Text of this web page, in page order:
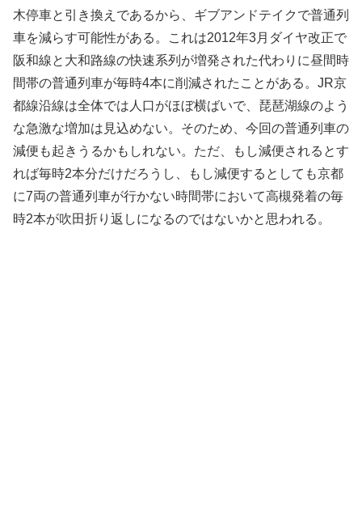
木停車と引き換えであるから、ギブアンドテイクで普通列
車を減らす可能性がある。これは2012年3月ダイヤ改正で
阪和線と大和路線の快速系列が増発された代わりに昼間時
間帯の普通列車が毎時4本に削減されたことがある。JR京
都線沿線は全体では人口がほぼ横ばいで、琵琶湖線のよう
な急激な増加は見込めない。そのため、今回の普通列車の
減便も起きうるかもしれない。ただ、もし減便されるとす
れば毎時2本分だけだろうし、もし減便するとしても京都
に7両の普通列車が行かない時間帯において高槻発着の毎
時2本が吹田折り返しになるのではないかと思われる。